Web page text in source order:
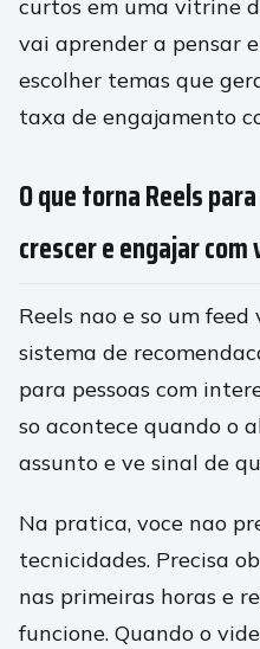
curtos em uma vitrine
vai aprender a pensar
escolher temas que
taxa de engajamento
O que torna Reels
crescer e engajar
Reels nao e so um
sistema de
para pessoas com
so acontece quando o
assunto e ve sinal de
Na pratica, voce nao
tecnicidades. Precisa
nas primeiras horas e
funcione. Quando o